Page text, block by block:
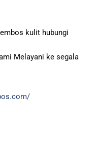
kulit hubungi
Melayani ke segala